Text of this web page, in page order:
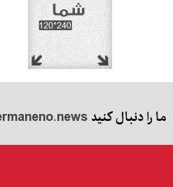
ما را دنبال کنید